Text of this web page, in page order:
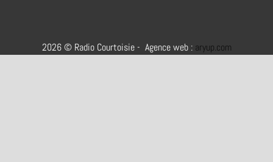
2026 © Radio Courtoisie - Agence web : aryup.com